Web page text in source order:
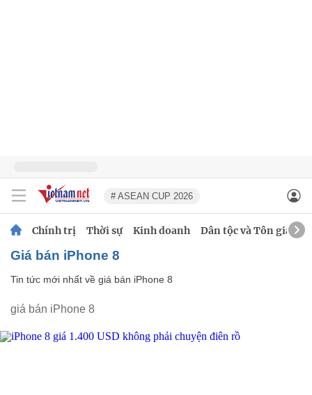
# ASEAN CUP 2026
Chính trị Thời sự Kinh doanh Dân tộc và Tôn giáo
giá bán iPhone 8
Tin tức mới nhất về giá bán iPhone 8
giá bán iPhone 8